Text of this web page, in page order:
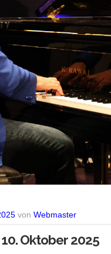
von Webmaster
Oktober 2025